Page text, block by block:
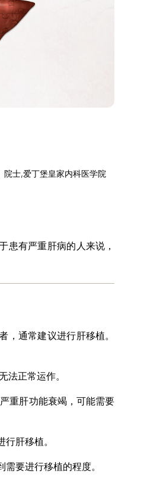
士,爱丁堡皇家内科医学院
患有严重肝病的人来说，
通常建议进行肝移植。
法正常运作。
重肝功能衰竭，可能需要
肝移植。
要进行移植的程度。